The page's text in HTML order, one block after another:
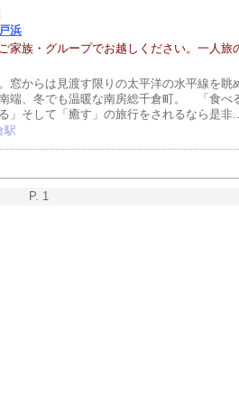
浜
家族・グループでお越しください。一人旅
窓からは見渡す限りの太平洋の水平線を眺
端、冬でも温暖な南房総千倉町。 「食べ
」そして「癒す」の旅行をされるなら是非
駅
P. 1